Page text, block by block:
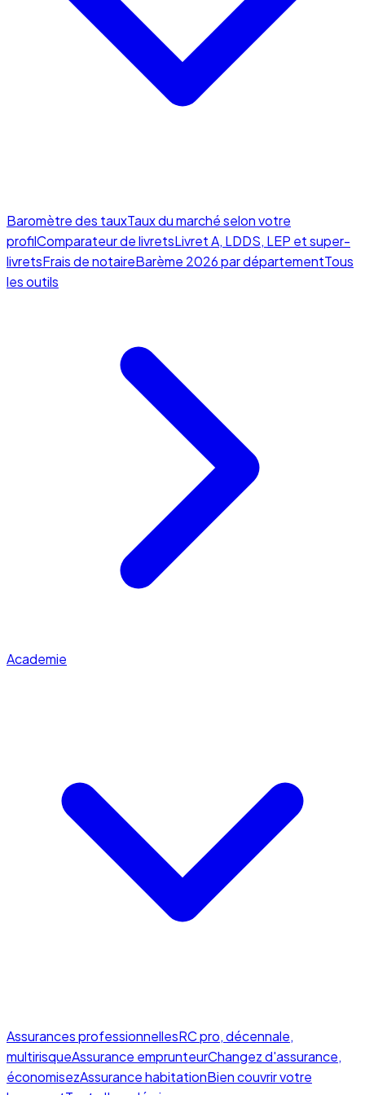
Baromètre des tauxTaux du marché selon votre
profilComparateur de livretsLivret A, LDDS, LEP et super-
livretsFrais de notaireBarème 2026 par départementTous
les outils
Academie
Assurances professionnellesRC pro, décennale,
multirisqueAssurance emprunteurChangez d'assurance,
économisezAssurance habitationBien couvrir votre